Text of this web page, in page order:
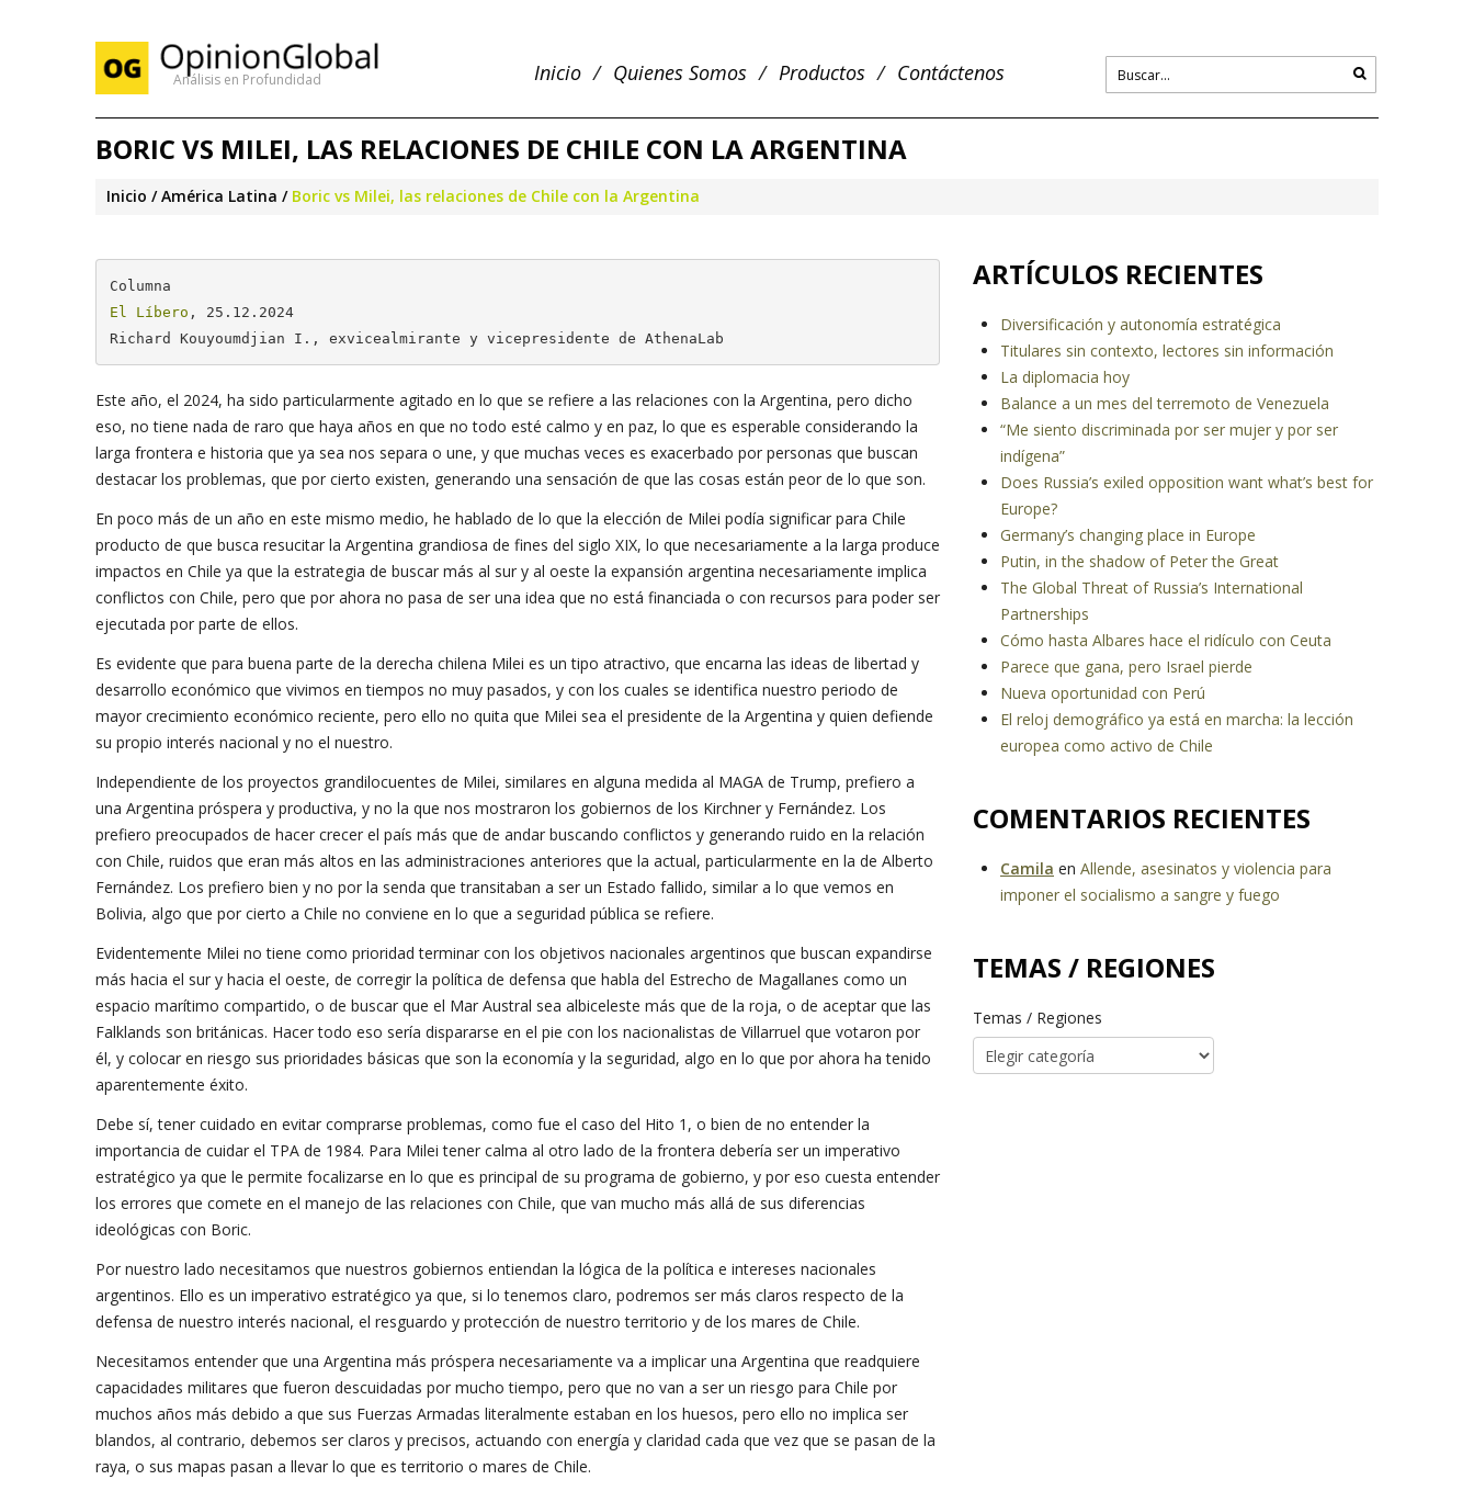
Análisis en Profundidad Inicio Quienes Somos Productos Contáctenos
BORIC VS MILEI, LAS RELACIONES DE CHILE CON LA ARGENTINA
Inicio América Latina Boric vs Milei, las relaciones de Chile con la Argentina
El Líbero , 25.12.2024
Richard Kouyoumdjian I., exvicealmirante y vicepresidente de AthenaLab
Este año, el 2024, ha sido particularmente agitado en lo que se refiere a las relaciones con la Argentina, pero dicho
eso, no tiene nada de raro que haya años en que no todo esté calmo y en paz, lo que es esperable considerando la
larga frontera e historia que ya sea nos separa o une, y que muchas veces es exacerbado por personas que buscan
destacar los problemas, que por cierto existen, generando una sensación de que las cosas están peor de lo que son.
En poco más de un año en este mismo medio, he hablado de lo que la elección de Milei podía significar para Chile
producto de que busca resucitar la Argentina grandiosa de fines del siglo XIX, lo que necesariamente a la larga produce
impactos en Chile ya que la estrategia de buscar más al sur y al oeste la expansión argentina necesariamente implica
conflictos con Chile, pero que por ahora no pasa de ser una idea que no está financiada o con recursos para poder ser
ejecutada por parte de ellos.
Es evidente que para buena parte de la derecha chilena Milei es un tipo atractivo, que encarna las ideas de libertad y
desarrollo económico que vivimos en tiempos no muy pasados, y con los cuales se identifica nuestro periodo de
mayor crecimiento económico reciente, pero ello no quita que Milei sea el presidente de la Argentina y quien defiende
su propio interés nacional y no el nuestro.
Independiente de los proyectos grandilocuentes de Milei, similares en alguna medida al MAGA de Trump, prefiero a
una Argentina próspera y productiva, y no la que nos mostraron los gobiernos de los Kirchner y Fernández. Los
prefiero preocupados de hacer crecer el país más que de andar buscando conflictos y generando ruido en la relación
con Chile, ruidos que eran más altos en las administraciones anteriores que la actual, particularmente en la de Alberto
Fernández. Los prefiero bien y no por la senda que transitaban a ser un Estado fallido, similar a lo que vemos en
Bolivia, algo que por cierto a Chile no conviene en lo que a seguridad pública se refiere.
Evidentemente Milei no tiene como prioridad terminar con los objetivos nacionales argentinos que buscan expandirse
más hacia el sur y hacia el oeste, de corregir la política de defensa que habla del Estrecho de Magallanes como un
espacio marítimo compartido, o de buscar que el Mar Austral sea albiceleste más que de la roja, o de aceptar que las
Falklands son británicas. Hacer todo eso sería dispararse en el pie con los nacionalistas de Villarruel que votaron por
él, y colocar en riesgo sus prioridades básicas que son la economía y la seguridad, algo en lo que por ahora ha tenido
aparentemente éxito.
Debe sí, tener cuidado en evitar comprarse problemas, como fue el caso del Hito 1, o bien de no entender la
importancia de cuidar el TPA de 1984. Para Milei tener calma al otro lado de la frontera debería ser un imperativo
estratégico ya que le permite focalizarse en lo que es principal de su programa de gobierno, y por eso cuesta entender
los errores que comete en el manejo de las relaciones con Chile, que van mucho más allá de sus diferencias
ideológicas con Boric.
Por nuestro lado necesitamos que nuestros gobiernos entiendan la lógica de la política e intereses nacionales
argentinos. Ello es un imperativo estratégico ya que, si lo tenemos claro, podremos ser más claros respecto de la
defensa de nuestro interés nacional, el resguardo y protección de nuestro territorio y de los mares de Chile.
Necesitamos entender que una Argentina más próspera necesariamente va a implicar una Argentina que readquiere
capacidades militares que fueron descuidadas por mucho tiempo, pero que no van a ser un riesgo para Chile por
muchos años más debido a que sus Fuerzas Armadas literalmente estaban en los huesos, pero ello no implica ser
blandos, al contrario, debemos ser claros y precisos, actuando con energía y claridad cada que vez que se pasan de la
raya, o sus mapas pasan a llevar lo que es territorio o mares de Chile.
ARTÍCULOS RECIENTES
Diversificación y autonomía estratégica
Titulares sin contexto, lectores sin información
La diplomacia hoy
Balance a un mes del terremoto de Venezuela
“Me siento discriminada por ser mujer y por ser
indígena”
Does Russia’s exiled opposition want what’s best for
Europe?
Germany’s changing place in Europe
Putin, in the shadow of Peter the Great
The Global Threat of Russia’s International
Partnerships
Cómo hasta Albares hace el ridículo con Ceuta
Parece que gana, pero Israel pierde
Nueva oportunidad con Perú
El reloj demográfico ya está en marcha: la lección
europea como activo de Chile
COMENTARIOS RECIENTES
Camila en Allende, asesinatos y violencia para
imponer el socialismo a sangre y fuego
TEMAS / REGIONES
Temas / Regiones